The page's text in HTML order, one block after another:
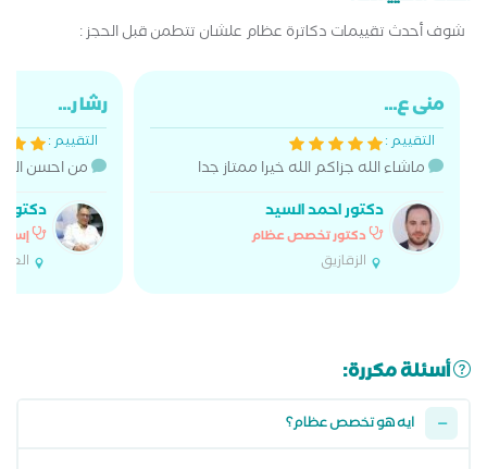
شوف أحدث تقييمات دكاترة عظام علشان تتطمن قبل الحجز :
منى ع...
التقييم :
ماشاء الله جزاكم الله خيرا ممتاز جدا
دكتور احمد السيد
دكتور تخصص عظام
الزقازيق
رشا ر...
التقييم :
من احسن
أسئلة مكررة:
ايه هو تخصص عظام؟